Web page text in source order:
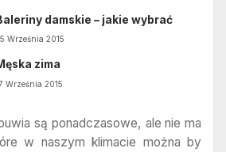
damskie – jakie wybrać
Września 2015
zima
Września 2015
są ponadczasowe, ale nie ma
w naszym klimacie można by